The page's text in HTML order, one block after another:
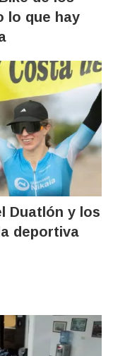
lo que hay
Duatlón y los
deportiva